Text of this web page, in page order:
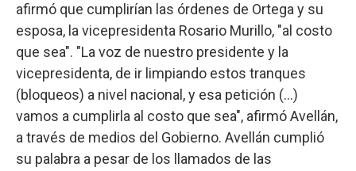
afirmó que cumplirían las órdenes de Ortega y su
esposa, la vicepresidenta Rosario Murillo, "al costo
que sea". "La voz de nuestro presidente y la
vicepresidenta, de ir limpiando estos tranques
(bloqueos) a nivel nacional, y esa petición (…)
vamos a cumplirla al costo que sea", afirmó Avellán,
a través de medios del Gobierno. Avellán cumplió
su palabra a pesar de los llamados de las